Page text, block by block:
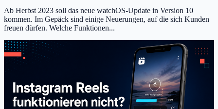
Ab Herbst 2023 soll das neue watchOS-Update in Version 10
kommen. Im Gepäck sind einige Neuerungen, auf die sich Kunden
freuen dürfen. Welche Funktionen...